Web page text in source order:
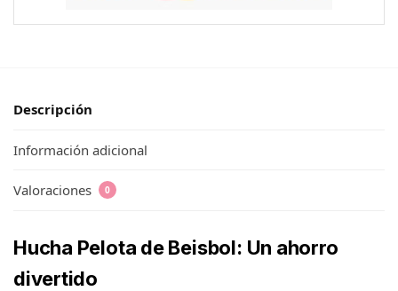
Descripción
Información adicional
Valoraciones 0
Hucha Pelota de Beisbol: Un ahorro
divertido